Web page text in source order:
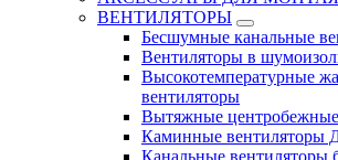
ВЕНТИЛЯТОРЫ
Бесшумные канальные
Вентиляторы в
Высокотемпературные
вентиляторы
Вытяжные
Каминные вентиляторы
Канальные вентиляторы